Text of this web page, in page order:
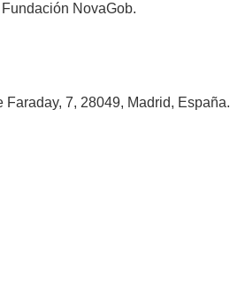
NovaGob.
7, 28049, Madrid, España.